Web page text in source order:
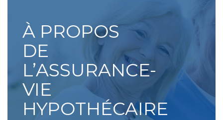
À PROPOS
DE
L’ASSURANCE-
VIE
HYPOTHÉCAIRE